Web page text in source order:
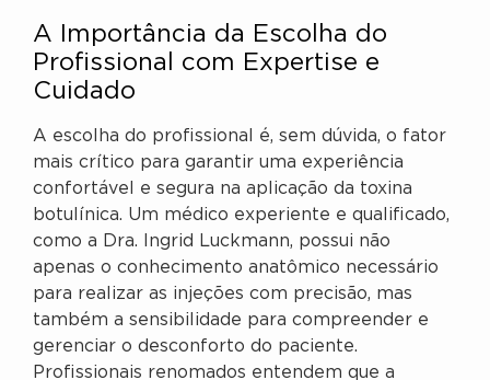
A Importância da Escolha do
Profissional com Expertise e
Cuidado
A escolha do profissional é, sem dúvida, o fator
mais crítico para garantir uma experiência
confortável e segura na aplicação da toxina
botulínica. Um médico experiente e qualificado,
como a Dra. Ingrid Luckmann, possui não
apenas o conhecimento anatômico necessário
para realizar as injeções com precisão, mas
também a sensibilidade para compreender e
gerenciar o desconforto do paciente.
Profissionais renomados entendem que a